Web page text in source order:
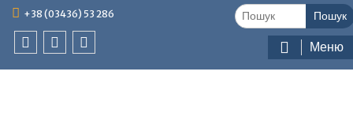
Skip
content
+38 (03436) 53 286
Меню
Шукати: